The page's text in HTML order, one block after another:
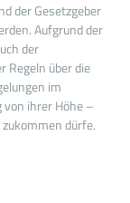
der Gesetzgeber
Aufgrund der
der
Regeln über die
im
von ihrer Höhe –
dürfe.